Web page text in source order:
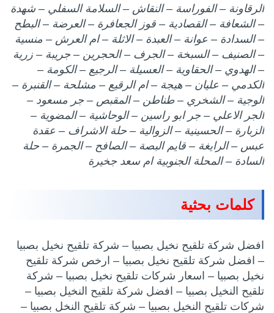
الرقاونة – الفوراسة – النقاش – السلامة السفلي – شهدة
– الشعافة – القصادية – قوز الجعافرة – العرضة – البطح
– السدادة – عوانة – العبدة – الاثلة – ام العرش – منسية
– الصنيف – السبخة – الجرف – الحجرين – جريبة – زرية
– الهدوي – الحقاوية – العسيلة – الرجيع – الكومة –
الكدمي – عليان – هيجة – ام الرقيع – مشلحة – القنبرة –
الوجية – الشخري – طناطن – المقبص – جر مسعود –
الجر الاعلي – جر ابو راسين – الوحاشية – المضوية –
الزبارة – الحسينية – الزوالية – حلة الاشراف – عقدة
عبس – الرايغة – قايم البصة – الصافح – الجمرة – حلة
السادة – المحلة الجنوبية ام سعد جخيرة
كلمات بحثية
افضل شركة تلقيح نخيل بصبيا – شركة تلقيح نخيل بصبيا
– افضل شركة تلقيح نخيل بصبيا – ارخص شركة تلقيح
نخيل بصبيا – اسعار شركات تلقيح نخيل بصبيا – شركة
تلقيح النخيل بصبيا – افضل شركة تلقيح النخيل بصبيا –
شركات تلقيح النخيل بصبيا – شركة تلقيح النخل بصبيا –